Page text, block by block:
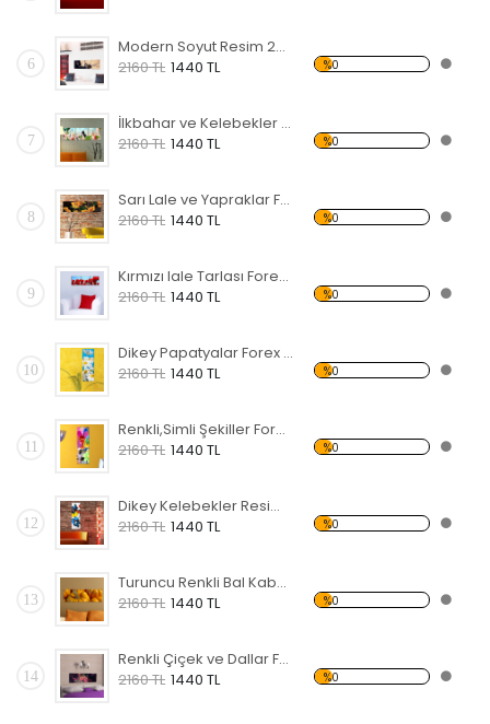
6
Modern Soyut Resim 24 Forex Tablo
2160 TL 1440 TL %0
7
İlkbahar ve Kelebekler Forex Tablo
2160 TL 1440 TL %0
8
Sarı Lale ve Yapraklar Forex Tablo
2160 TL 1440 TL %0
9
Kırmızı lale Tarlası Forex Tablo
2160 TL 1440 TL %0
10
Dikey Papatyalar Forex Tablo
2160 TL 1440 TL %0
11
Renkli,Simli Şekiller Forex Tablo
2160 TL 1440 TL %0
12
Dikey Kelebekler Resim Forex Tablo
2160 TL 1440 TL %0
13
Turuncu Renkli Bal Kabakları Forex Tablo
2160 TL 1440 TL %0
14
Renkli Çiçek ve Dallar Forex Tablo
2160 TL 1440 TL %0